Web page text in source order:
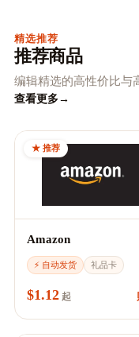
精选推荐
推荐商品
编辑精选的高性价比与
查看更多→
★ 推荐
Amazon
⚡ 自动发货 礼品卡
$1.12 起